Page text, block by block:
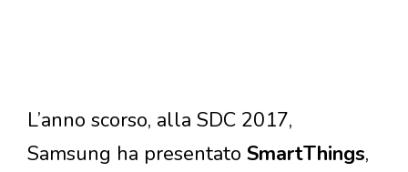
L’anno scorso, alla SDC 2017,
Samsung ha presentato SmartThings,